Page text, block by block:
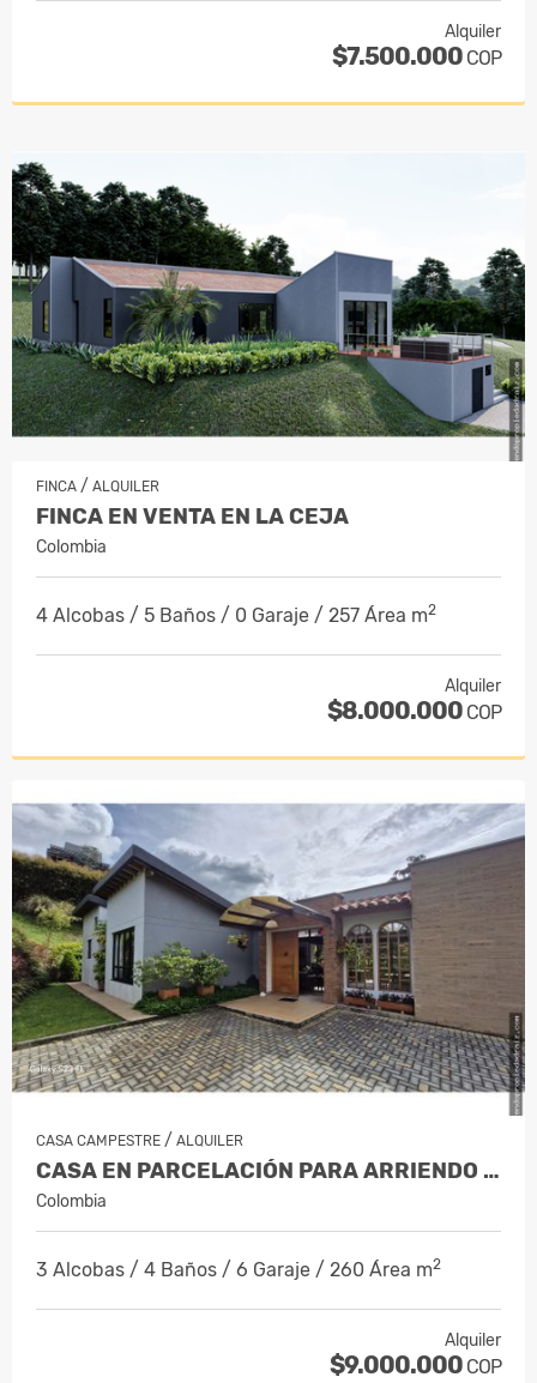
Alquiler
$7.500.000 COP
FINCA / ALQUILER
FINCA EN VENTA EN LA CEJA
Colombia
4 Alcobas / 5 Baños / 0 Garaje / 257 Área m2
Alquiler
$8.000.000 COP
CASA CAMPESTRE / ALQUILER
CASA EN PARCELACIÓN PARA ARRIENDO EN…
Colombia
3 Alcobas / 4 Baños / 6 Garaje / 260 Área m2
Alquiler
$9.000.000 COP